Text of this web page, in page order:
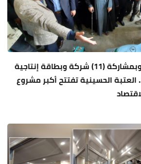
وفق معايير الجودة وبمشاركة (11) شركة وبطاقة إنتاجية
العتبة الحسينية تفتتح أكبر مشروع